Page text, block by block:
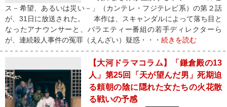
ス－希望、あるいは災い－」（カンテレ・フジテレビ系）の第２話
が、31日に放送された。 本作は、スキャンダルによって落ち目と
なったアナウンサーと、バラエティー番組の若手ディレクターら
が、連続殺人事件の冤罪（えんざい）疑惑・・・ 続きを読む
【大河ドラマコラム】「鎌倉殿の13
人」第25回「天が望んだ男」死期迫
る頼朝の陰に隠れた女たちの火花散
る戦いの予感